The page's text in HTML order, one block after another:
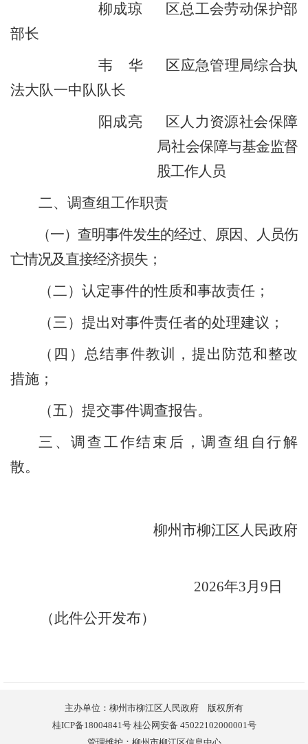
柳成琼
区总工会劳动保护部
部长
韦 华 区应急管理局综合执
法大队一中队队长
阳成亮
区人力资源社会保障
局社会保障与基金监督
股工作人员
二、调查组工作职责
（一）查明事件发生的经过、原因、人员伤
亡情况及直接经济损失；
（二）认定事件的性质和事故责任；
（三）提出对事件责任者的处理建议；
（四）总结事件教训，提出防范和整改
措施；
（五）提交事件调查报告。
三、调查工作结束后，调查组自行解
散。
柳州市柳江区人民政府
2026年3月 9 日
（此件公开发布）
主办单位：柳州市柳江区人民政府 版权所有
桂ICP备18004841号 桂公网安备 45022102000001号